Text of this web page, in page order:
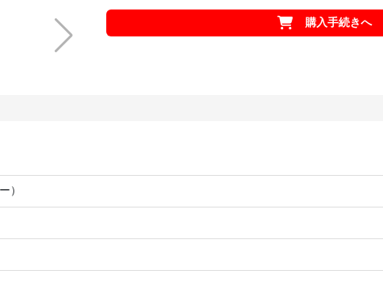
購入手続きへ
）